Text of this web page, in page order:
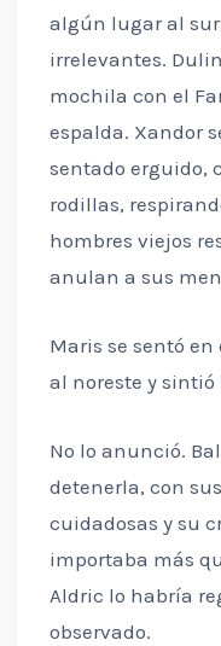
algún lugar al
irrelevantes.
mochila con el
espalda. Xandor
sentado erguido,
rodillas,
hombres viejos
anulan a sus
Maris se sentó
al noreste y
No lo anunció.
detenerla, con
cuidadosas y su
importaba más
Aldric lo habría
observado.